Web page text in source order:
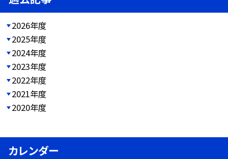
2026年度
2025年度
2024年度
2023年度
2022年度
2021年度
2020年度
カレンダー